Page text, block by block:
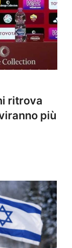
ritrova
più